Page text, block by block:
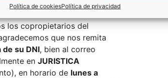
Política de cookiesPolítica de privacidad
los copropietarios del
que nos remita
su DNI, bien al correo
en JURISTICA
en horario de lunes a